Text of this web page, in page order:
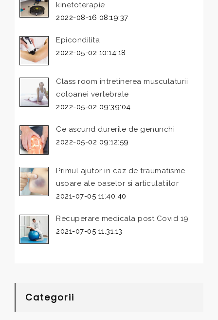
kinetoterapie
2022-08-16 08:19:37
Epicondilita
2022-05-02 10:14:18
Class room intretinerea musculaturii
coloanei vertebrale
2022-05-02 09:39:04
Ce ascund durerile de genunchi
2022-05-02 09:12:59
Primul ajutor in caz de traumatisme
usoare ale oaselor si articulatiilor
2021-07-05 11:40:40
Recuperare medicala post Covid 19
2021-07-05 11:31:13
Categorii